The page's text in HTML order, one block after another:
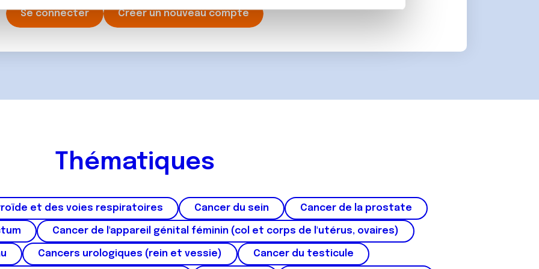
de publicité et d'analyse, qui peuvent combiner celles-ci avec d'autres informations que
Se connecter Créer un nouveau compte
Thématiques
et des voies respiratoires Cancer du sein Cancer de la prostate
Cancer de l'appareil génital féminin (col et corps de l'utérus, ovaires)
Cancers urologiques (rein et vessie) Cancer du testicule